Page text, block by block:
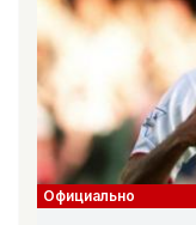
Официально